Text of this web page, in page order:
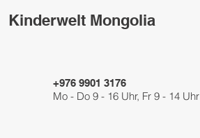
Kinderwelt Mongolia
+976 9901 3176
Mo - Do 9 - 16 Uhr, Fr 9 - 14 Uhr